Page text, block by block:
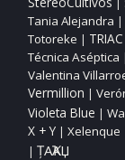
Tania Alejandra |
Totoreke | TRIAC
Técnica Aséptica
Valentina
Vermillion |
Violeta Blue |
X + Y| Xelenque
| ȚAҠAЏ